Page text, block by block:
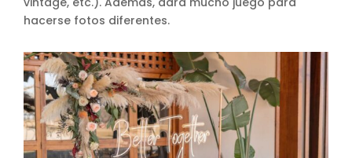
hacerse fotos diferentes.